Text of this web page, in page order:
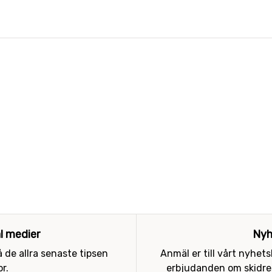
medier
de allra senaste tipsen
Anmäl er till vårt
erbjudanden om